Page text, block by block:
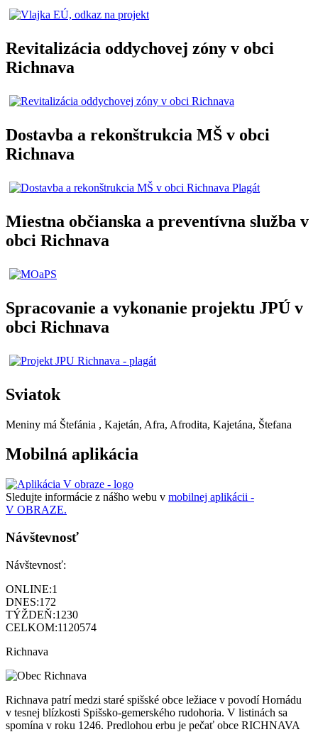
Revitalizácia oddychovej zóny v obci
Richnava
Dostavba a rekonštrukcia MŠ v obci
Richnava
Miestna občianska a preventívna služba v
obci Richnava
Spracovanie a vykonanie projektu JPÚ v
obci Richnava
Sviatok
Meniny má Štefánia , Kajetán, Afra, Afrodita, Kajetána, Štefana
Mobilná aplikácia
Sledujte informácie z nášho webu v mobilnej aplikácii -
V OBRAZE.
Návštevnosť
Návštevnosť:
ONLINE:1
DNES:172
TÝŽDEŇ:1230
CELKOM:1120574
Richnava
Richnava patrí medzi staré spišské obce ležiace v povodí Hornádu
v tesnej blízkosti Spišsko-gemerského rudohoria. V listinách sa
spomína v roku 1246. Predlohou erbu je pečať obce RICHNAVA